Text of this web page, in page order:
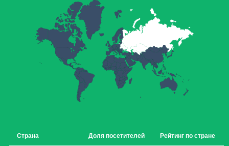
Страна Доля посетителей Рейтинг по стране